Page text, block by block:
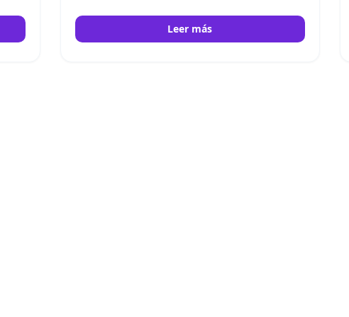
Leer más